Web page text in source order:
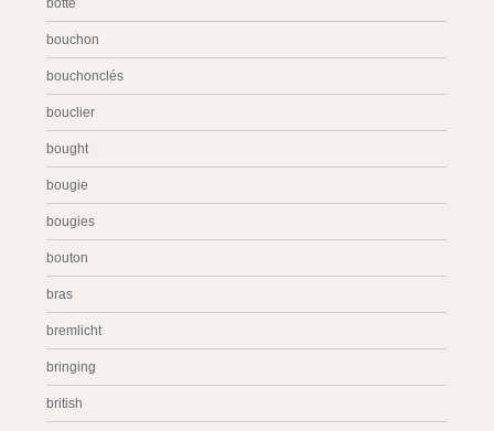
botte
bouchon
bouchonclés
bouclier
bought
bougie
bougies
bouton
bras
bremlicht
bringing
british